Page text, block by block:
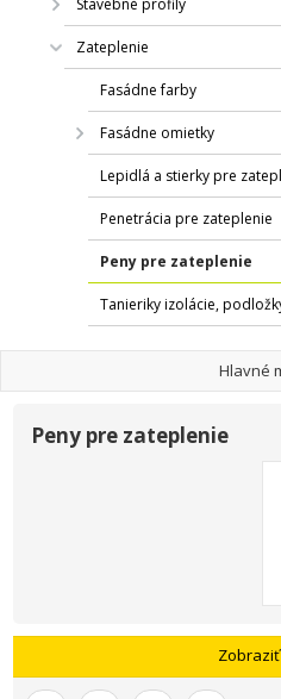
Zateplenie
Fasádne farby
Fasádne omietky
Lepidlá a stierky pre
Penetrácia pre zateplenie
Peny pre zateplenie
Tanieriky izolácie,
Hlavné
Peny pre zateplenie